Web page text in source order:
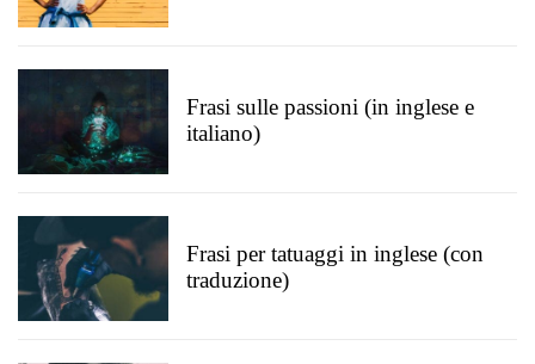
Frasi sulle passioni (in inglese e
italiano)
Frasi per tatuaggi in inglese (con
traduzione)